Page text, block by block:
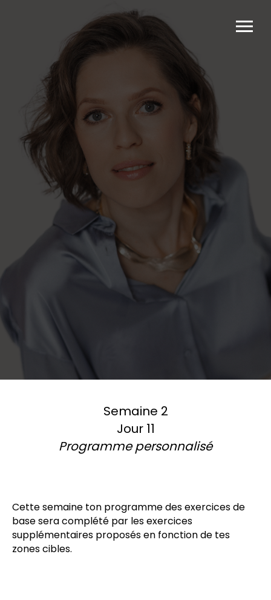
Semaine 2
Jour 11
Programme personnalisé
Cette semaine ton programme des exercices de
base sera complété par les exercices
supplémentaires proposés en fonction de tes
zones cibles.